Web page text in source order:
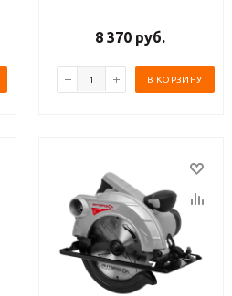
8 370руб.
В КОРЗИНУ